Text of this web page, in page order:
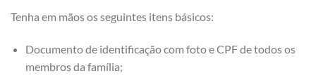
Tenha em mãos os seguintes itens básicos:
Documento de identificação com foto e CPF de todos os
membros da família;